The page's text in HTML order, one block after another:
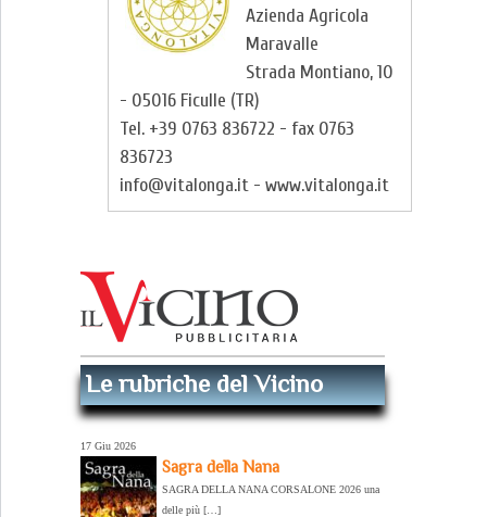
Azienda Agricola
Maravalle
Strada Montiano, 10
- 05016 Ficulle (TR)
Tel. +39 0763 836722 - fax 0763
836723
info@vitalonga.it - www.vitalonga.it
Le rubriche del Vicino
17 Giu 2026
Sagra della Nana
SAGRA DELLA NANA CORSALONE 2026 una
delle più […]